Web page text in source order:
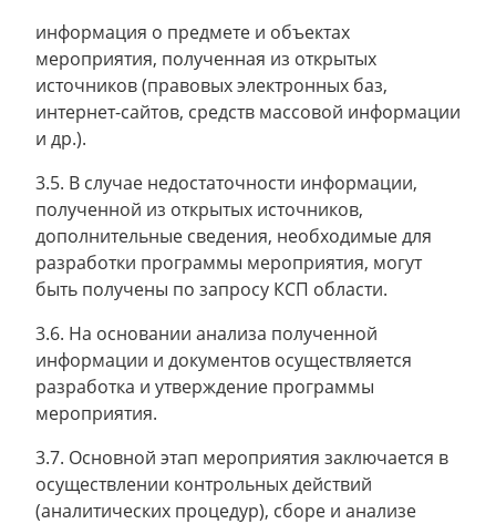
информация о предмете и объектах
мероприятия, полученная из открытых
источников (правовых электронных баз,
интернет-сайтов, средств массовой информации
и др.).
3.5. В случае недостаточности информации,
полученной из открытых источников,
дополнительные сведения, необходимые для
разработки программы мероприятия, могут
быть получены по запросу КСП области.
3.6. На основании анализа полученной
информации и документов осуществляется
разработка и утверждение программы
мероприятия.
3.7. Основной этап мероприятия заключается в
осуществлении контрольных действий
(аналитических процедур), сборе и анализе